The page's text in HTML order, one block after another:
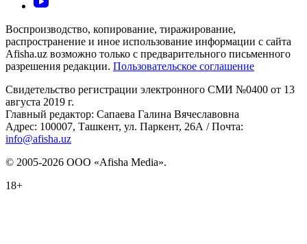
Воспроизводство, копирование, тиражирование,
распространение и иное использование информации с сайта
Afisha.uz возможно только с предварительного письменного
разрешения редакции. Пользовательское соглашение
Свидетельство регистрации электронного СМИ №0400 от 13
августа 2019 г.
Главный редактор: Сапаева Галина Вячеславовна
Адрес: 100007, Ташкент, ул. Паркент, 26А / Почта:
info@afisha.uz
© 2005-2026 ООО «Afisha Media».
18+